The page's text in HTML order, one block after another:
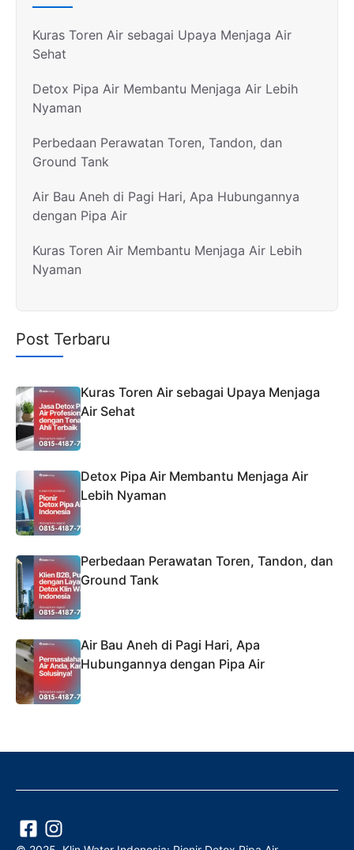
Kuras Toren Air sebagai Upaya Menjaga Air
Sehat
Detox Pipa Air Membantu Menjaga Air Lebih
Nyaman
Perbedaan Perawatan Toren, Tandon, dan
Ground Tank
Air Bau Aneh di Pagi Hari, Apa Hubungannya
dengan Pipa Air
Kuras Toren Air Membantu Menjaga Air Lebih
Nyaman
Post Terbaru
Kuras Toren Air sebagai Upaya Menjaga
Air Sehat
Detox Pipa Air Membantu Menjaga Air
Lebih Nyaman
Perbedaan Perawatan Toren, Tandon, dan
Ground Tank
Air Bau Aneh di Pagi Hari, Apa
Hubungannya dengan Pipa Air